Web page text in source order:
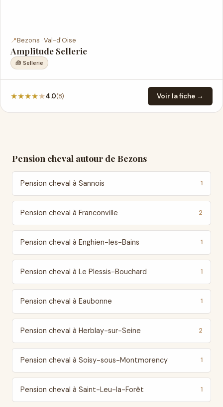
📍Bezons · Val-d'Oise
Amplitude Sellerie
🧰 Sellerie
★★★★★4.0(8) Voir la fiche →
Pension cheval autour de Bezons
Pension cheval à Sannois 1
Pension cheval à Franconville 2
Pension cheval à Enghien-les-Bains 1
Pension cheval à Le Plessis-Bouchard 1
Pension cheval à Eaubonne 1
Pension cheval à Herblay-sur-Seine 2
Pension cheval à Soisy-sous-Montmorency 1
Pension cheval à Saint-Leu-la-Forêt 1